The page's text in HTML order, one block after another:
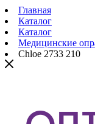
Главная
Каталог
Каталог
Медицинские
Chloe 2733 210